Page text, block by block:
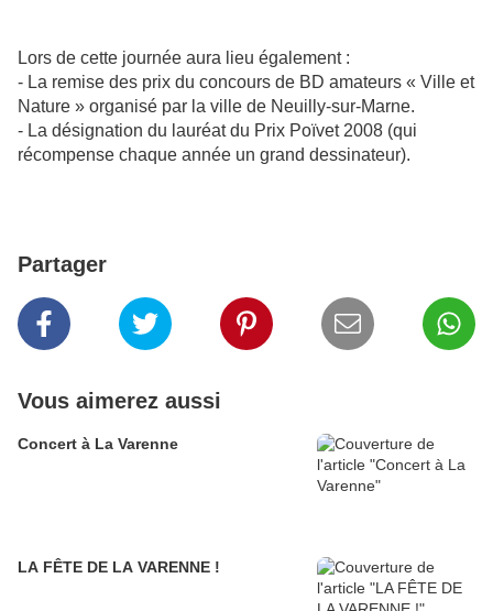
Lors de cette journée aura lieu également :
- La remise des prix du concours de BD amateurs « Ville et
Nature » organisé par la ville de Neuilly-sur-Marne.
- La désignation du lauréat du Prix Poïvet 2008 (qui
récompense chaque année un grand dessinateur).
Partager
Vous aimerez aussi
Concert à La Varenne
LA FÊTE DE LA VARENNE !